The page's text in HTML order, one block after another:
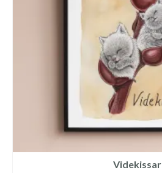
Videkissar